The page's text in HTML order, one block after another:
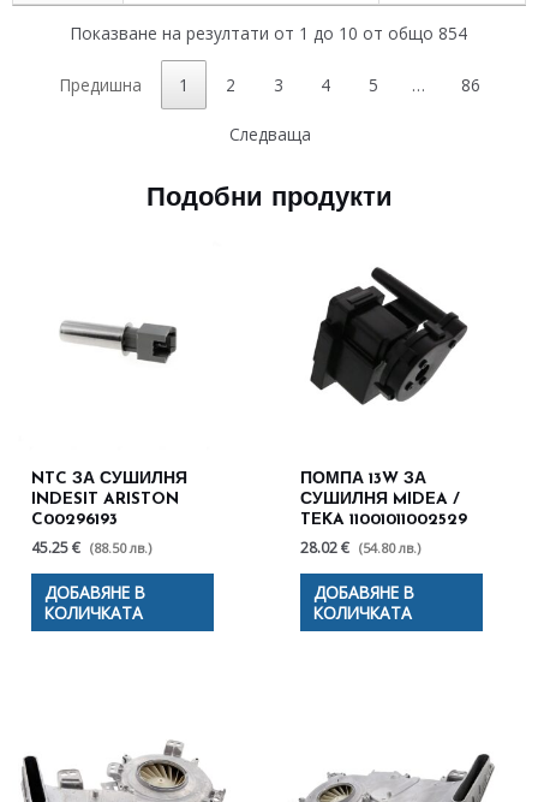
Показване на резултати от 1 до 10 от общо 854
Предишна 1 2 3 4 5 … 86
Следваща
Подобни продукти
NTC ЗА СУШИЛНЯ
INDESIT ARISTON
C00296193
45.25 € (88.50 лв.)
ДОБАВЯНЕ В
КОЛИЧКАТА
ПОМПА 13W ЗА
СУШИЛНЯ MIDEA /
TEKA 11001011002529
28.02 € (54.80 лв.)
ДОБАВЯНЕ В
КОЛИЧКАТА